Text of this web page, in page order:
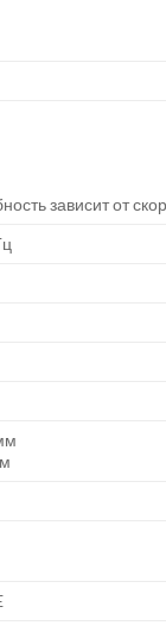
зависит от